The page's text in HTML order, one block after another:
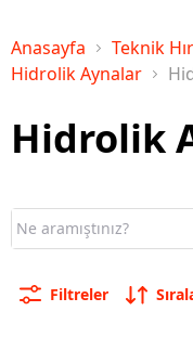
Anasayfa Teknik
Hidrolik Aynalar
Hidrolik
Filtreler